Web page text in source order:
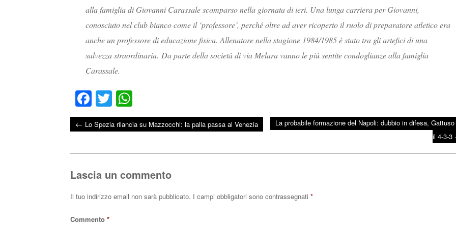
alla famiglia di Giovanni Carassale scomparso nella giornata di ieri. Una lunga carriera per Giovanni,
conosciuto nel club bianco come il ‘professore’, perché oltre ad aver ricoperto il ruolo di preparatore atletico era
anche un professore di educazione fisica. Allenatore nella stagione 1984/1985 è stato tra gli artefici di una
salvezza straordinaria. Da parte della società di via Melara vanno le più sentite condoglianze alla famiglia
Carassale.
Fa
ce
bo
T
wi
tte
ha
ts
← Lo Spezia rilancia su Mazzocchi: la palla passa al Venezia
La probabile formazione del Napoli: dubbio in difesa,
il 4-3-3
Lascia un commento
Il tuo indirizzo email non sarà pubblicato. I campi obbligatori sono contrassegnati *
Commento *